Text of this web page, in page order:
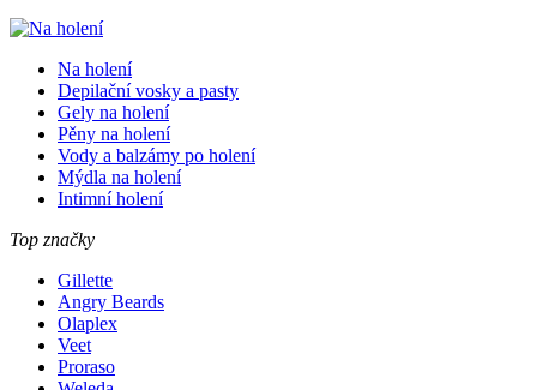
Na holení
Depilační vosky a pasty
Gely na holení
Pěny na holení
Vody a balzámy po holení
Mýdla na holení
Intimní holení
Top značky
Gillette
Angry Beards
Olaplex
Veet
Proraso